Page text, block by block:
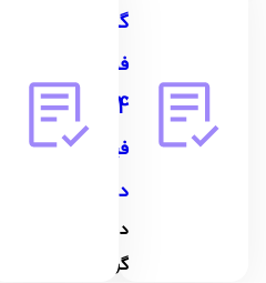
گام
فصل
4
فیزیک
دهم
دما و
گرما